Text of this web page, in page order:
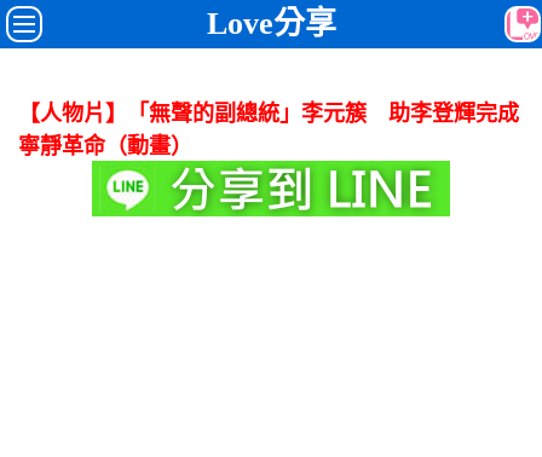
Love分享
【人物片】「無聲的副總統」李元簇 助李登輝完成
寧靜革命（動畫）